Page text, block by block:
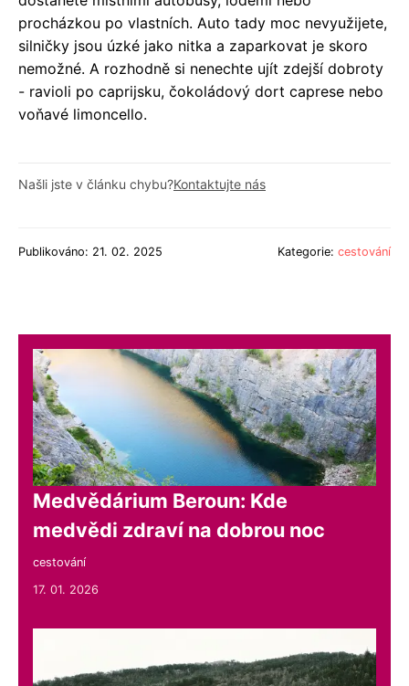
procházkou po vlastních. Auto tady moc nevyužijete,
silničky jsou úzké jako nitka a zaparkovat je skoro
nemožné. A rozhodně si nenechte ujít zdejší dobroty
- ravioli po caprijsku, čokoládový dort caprese nebo
voňavé limoncello.
Našli jste v článku chybu?Kontaktujte nás
Publikováno: 21. 02. 2025 Kategorie: cestování
Medvědárium Beroun: Kde
medvědi zdraví na dobrou noc
cestování
17. 01. 2026